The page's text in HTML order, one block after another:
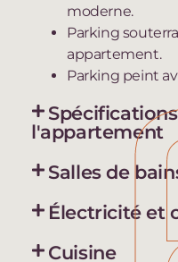
moderne.
Parking
appartement.
Parking peint
l'appartement
Salles de
Électricité et
Cuisine